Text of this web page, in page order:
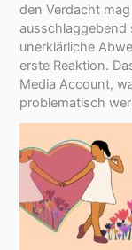
den Verdacht
ausschlaggebend
unerklärliche
erste Reaktion.
Media Account,
problematisch